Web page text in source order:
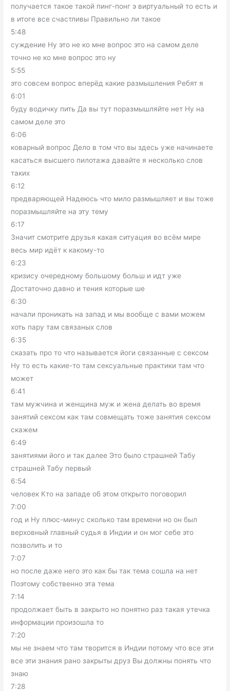
получается такое такой пинг-понг э виртуальный то есть и
в итоге все счастливы Правильно ли такое
5:48
суждение Ну это не ко мне вопрос это на самом деле
точно не ко мне вопрос это ну
5:55
это совсем вопрос вперёд какие размышления Ребят я
6:01
буду водичку пить Да вы тут поразмышляйте нет Ну на
самом деле это
6:06
коварный вопрос Дело в том что вы здесь уже начинаете
касаться высшего пилотажа давайте я несколько слов
таких
6:12
предваряющей Надеюсь что мило размышляет и вы тоже
поразмышляйте на эту тему
6:17
Значит смотрите друзья какая ситуация во всём мире
весь мир идёт к какому-то
6:23
кризису очередному большому больш и идт уже
Достаточно давно и тения которые ше
6:30
начали проникать на запад и мы вообще с вами можем
хоть пару там связаных слов
6:35
сказать про то что называется йоги связанные с сексом
Ну то есть какие-то там сексуальные практики там что
может
6:41
там мужчина и женщина муж и жена делать во время
занятий сексом как там совмещать тоже занятия сексом
скажем
6:49
занятиями його и так далее Это было страшней Табу
страшней Табу первый
6:54
человек Кто на западе об этом открыто поговорил
7:00
год и Ну плюс-минус сколько там времени но он был
верховный главный судья в Индии и он мог себе это
позволить и то
7:07
но после даже него это как бы так тема сошла на нет
Поэтому собственно эта тема
7:14
продолжает быть в закрыто но понятно раз такая утечка
информации произошла то
7:20
мы не знаем что там творится в Индии потому что все эти
все эти знания рано закрыты друз Вы должны понять что
знаю
7:28